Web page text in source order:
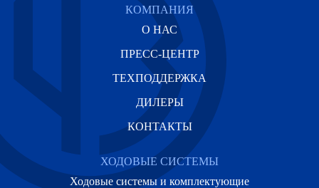
КОМПАНИЯ
О НАС
ПРЕСС-ЦЕНТР
ТЕХПОДДЕРЖКА
ДИЛЕРЫ
КОНТАКТЫ
ХОДОВЫЕ СИСТЕМЫ
Ходовые системы и комплектующие